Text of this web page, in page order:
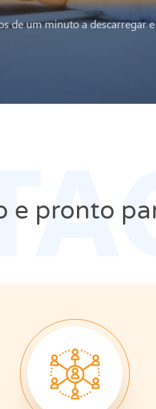
de um minuto a descarregar
e pronto